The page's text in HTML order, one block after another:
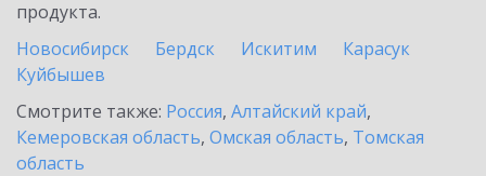
продукта.
Новосибирск
Бердск Искитим
Карасук
Куйбышев
Смотрите также: Россия, Алтайский край,
Кемеровская область, Омская область, Томская
область